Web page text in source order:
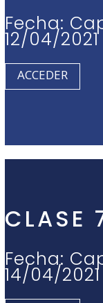
Fecha:
12/04/2021
ACCEDER
CLASE
Fecha:
14/04/2021